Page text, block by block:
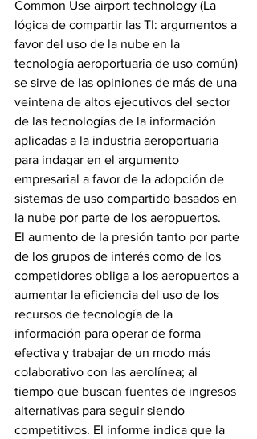
Common Use airport technology (La
lógica de compartir las TI: argumentos a
favor del uso de la nube en la
tecnología aeroportuaria de uso común)
se sirve de las opiniones de más de una
veintena de altos ejecutivos del sector
de las tecnologías de la información
aplicadas a la industria aeroportuaria
para indagar en el argumento
empresarial a favor de la adopción de
sistemas de uso compartido basados en
la nube por parte de los aeropuertos.
El aumento de la presión tanto por parte
de los grupos de interés como de los
competidores obliga a los aeropuertos a
aumentar la eficiencia del uso de los
recursos de tecnología de la
información para operar de forma
efectiva y trabajar de un modo más
colaborativo con las aerolínea; al
tiempo que buscan fuentes de ingresos
alternativas para seguir siendo
competitivos. El informe indica que la